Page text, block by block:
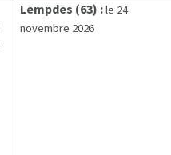
Lempdes (63) :le 24
novembre 2026